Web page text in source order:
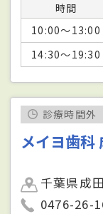
時間
10:00～13:00
14:30～19:30
診療時間外
メイヨ歯科
千葉県成
0476-26-